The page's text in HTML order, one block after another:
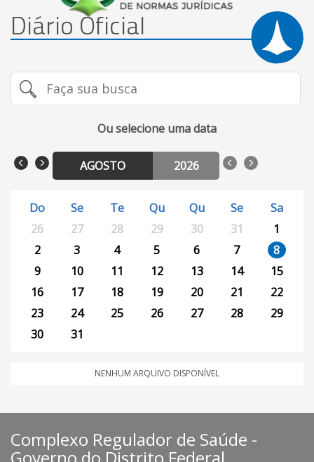
Diário Oficial
Ou selecione uma data
AGOSTO 2026
Do Se Te Qu Qu Se
Sa
26
27 28 29 30 31
1
2
3 4 5 6 7
8
9
10 11 12 13 14
15
16
17 18 19 20 21
22
23
24 25 26 27 28
29
30
31
NENHUM ARQUIVO DISPONÍVEL
Complexo Regulador de Saúde -